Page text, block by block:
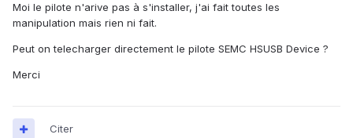
Moi le pilote n'arive pas à s'installer, j'ai fait toutes les
manipulation mais rien ni fait.
Peut on telecharger directement le pilote SEMC HSUSB Device ?
Merci
Citer